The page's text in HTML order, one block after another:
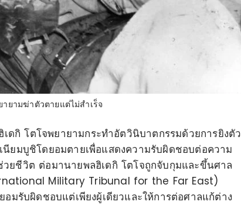
ยามฆ่าตัวตายแต่ไม่สำเร็จ
เดกิ โตโจพยายามกระทำอัตวินิบาตกรรมด้วยการยิงตัว
นียมบูชิโดยอมตายเพื่อแสดงความรับผิดชอบต่อความ
ยชีวิต ต่อมานายพลฮิเดกิ โตโจถูกจับกุมและขึ้นศาล
Military Tribunal for the Far East)
มรับผิดชอบแต่เพียงผู้เดียวและให้การต่อศาลแก้ต่าง